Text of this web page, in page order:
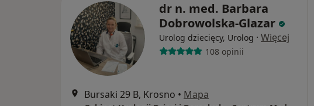
dr n. med. Barbara
Dobrowolska-Glazar
Urolog dziecięcy, Urolog · Więcej
108 opinii
Bursaki 29 B, Krosno • Mapa